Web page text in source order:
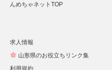
んめちゃネットTOP
求人情報
山形県のお役立ちリンク集
利用規約